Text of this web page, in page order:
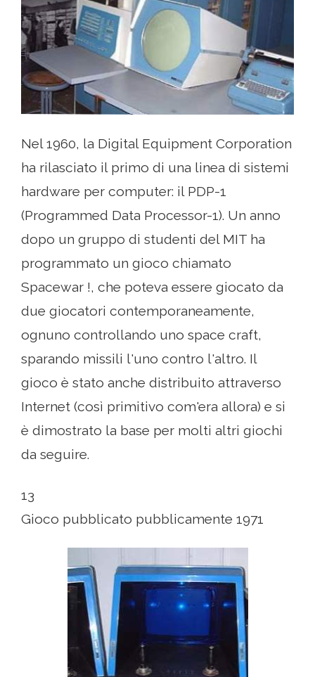
Nel 1960, la Digital Equipment Corporation
ha rilasciato il primo di una linea di sistemi
hardware per computer: il PDP-1
(Programmed Data Processor-1). Un anno
dopo un gruppo di studenti del MIT ha
programmato un gioco chiamato
Spacewar !, che poteva essere giocato da
due giocatori contemporaneamente,
ognuno controllando uno space craft,
sparando missili l'uno contro l'altro. Il
gioco è stato anche distribuito attraverso
Internet (così primitivo com'era allora) e si
è dimostrato la base per molti altri giochi
da seguire.
13
Gioco pubblicato pubblicamente 1971